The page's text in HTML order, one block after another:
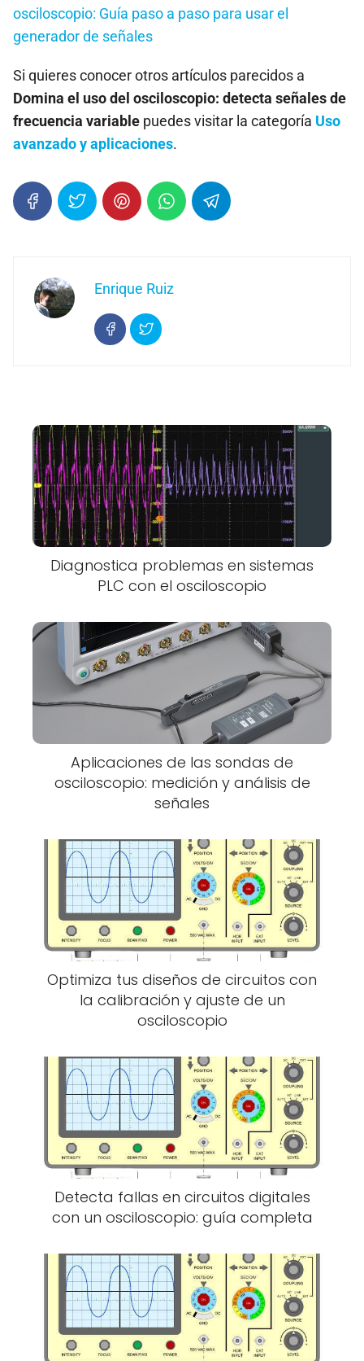
osciloscopio: Guía paso a paso para usar el
generador de señales
Si quieres conocer otros artículos parecidos a
Domina el uso del osciloscopio: detecta señales de
frecuencia variable puedes visitar la categoría Uso
avanzado y aplicaciones.
Enrique Ruiz
Diagnostica problemas en sistemas
PLC con el osciloscopio
Aplicaciones de las sondas de
osciloscopio: medición y análisis de
señales
Optimiza tus diseños de circuitos con
la calibración y ajuste de un
osciloscopio
Detecta fallas en circuitos digitales
con un osciloscopio: guía completa